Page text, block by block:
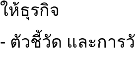
ให้ธุรกิจ
- ตัวชี้วัด และการ